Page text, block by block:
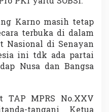
Karno masih tetap
terbuka di dalam
Nasional di Senayan
ini tdk ada partai
Nusa dan Bangsa
MPRS No.XXV